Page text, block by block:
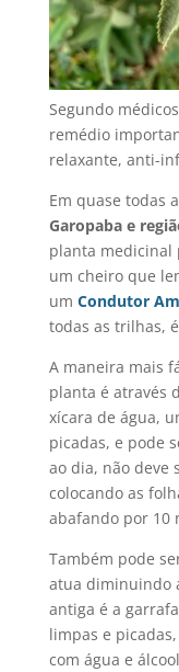
Segundo
remédio
relaxante, anti-
Em quase todas
Garopaba e
planta medicinal
um cheiro que
um Condutor
todas as trilhas,
A maneira mais
planta é através
xícara de água,
picadas, e pode
ao dia, não deve
colocando as
abafando por 10
Também pode
atua diminuindo
antiga é a
limpas e
com água e